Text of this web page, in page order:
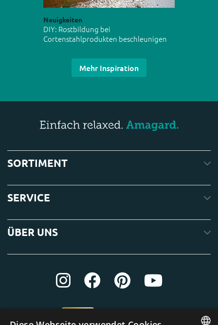
Neuigkeiten
DIY: Rostbildung bei
Cortenstahlprodukten beschleunigen
Mehr Inspiration
SORTIMENT
SERVICE
ÜBER UNS